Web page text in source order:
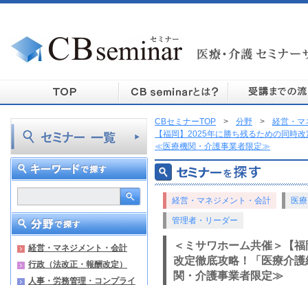
経営・マネジメント・会計
行政（法改正・報酬改定）
人事・労務管理・コンプライ
CBセミナーTOP > 分野 >
経営・マ
【福岡】2025年に勝ち残るための同時
≪医療機関・介護事業者限定≫
経営・マネジメント・会計 医療
管理者・リーダー
＜ミサワホーム共催＞【
改定徹底攻略！「医療介
関・介護事業者限定≫